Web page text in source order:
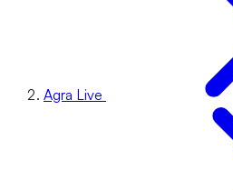
Agra Live